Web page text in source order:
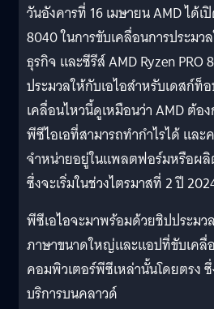
วันอังคารที่ 16 เมษายน AMD ได้เ
8040 ในการขับเคลื่อนการประม
ธุรกิจ และซีรีส์ AMD Ryzen PRO
ประมวลให้กับเอไอสำหรับเดสก์ท็
เคลื่อนไหวนี้ดูเหมือนว่า AMD ต้อ
พีซีไอเอที่สามารถทำกำไรได้ แล
จำหน่ายอยู่ในแพลตฟอร์มหรือผ
ซึ่งจะเริ่มในช่วงไตรมาสที่ 2 ปี
พีซีเอไอจะมาพร้อมด้วยชิปประมว
ภาษาขนาดใหญ่และแอปที่ขับเคลื่
คอมพิวเตอร์พีซีเหล่านั้นโดยตรง
บริการบนคลาวด์